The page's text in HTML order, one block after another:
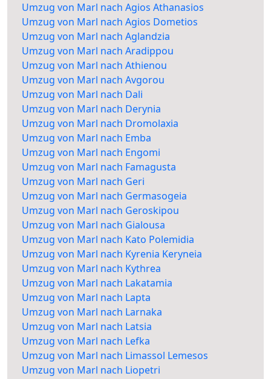
Umzug von Marl nach Agios Athanasios
Umzug von Marl nach Agios Dometios
Umzug von Marl nach Aglandzia
Umzug von Marl nach Aradippou
Umzug von Marl nach Athienou
Umzug von Marl nach Avgorou
Umzug von Marl nach Dali
Umzug von Marl nach Derynia
Umzug von Marl nach Dromolaxia
Umzug von Marl nach Emba
Umzug von Marl nach Engomi
Umzug von Marl nach Famagusta
Umzug von Marl nach Geri
Umzug von Marl nach Germasogeia
Umzug von Marl nach Geroskipou
Umzug von Marl nach Gialousa
Umzug von Marl nach Kato Polemidia
Umzug von Marl nach Kyrenia Keryneia
Umzug von Marl nach Kythrea
Umzug von Marl nach Lakatamia
Umzug von Marl nach Lapta
Umzug von Marl nach Larnaka
Umzug von Marl nach Latsia
Umzug von Marl nach Lefka
Umzug von Marl nach Limassol Lemesos
Umzug von Marl nach Liopetri